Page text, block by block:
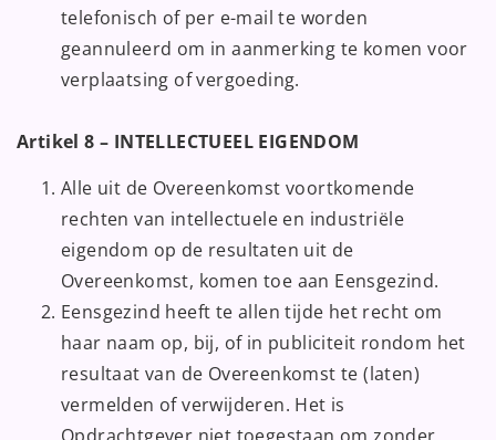
telefonisch of per e-mail te worden
geannuleerd om in aanmerking te komen voor
verplaatsing of vergoeding.
Artikel 8 – INTELLECTUEEL EIGENDOM
Alle uit de Overeenkomst voortkomende
rechten van intellectuele en industriële
eigendom op de resultaten uit de
Overeenkomst, komen toe aan Eensgezind.
Eensgezind heeft te allen tijde het recht om
haar naam op, bij, of in publiciteit rondom het
resultaat van de Overeenkomst te (laten)
vermelden of verwijderen. Het is